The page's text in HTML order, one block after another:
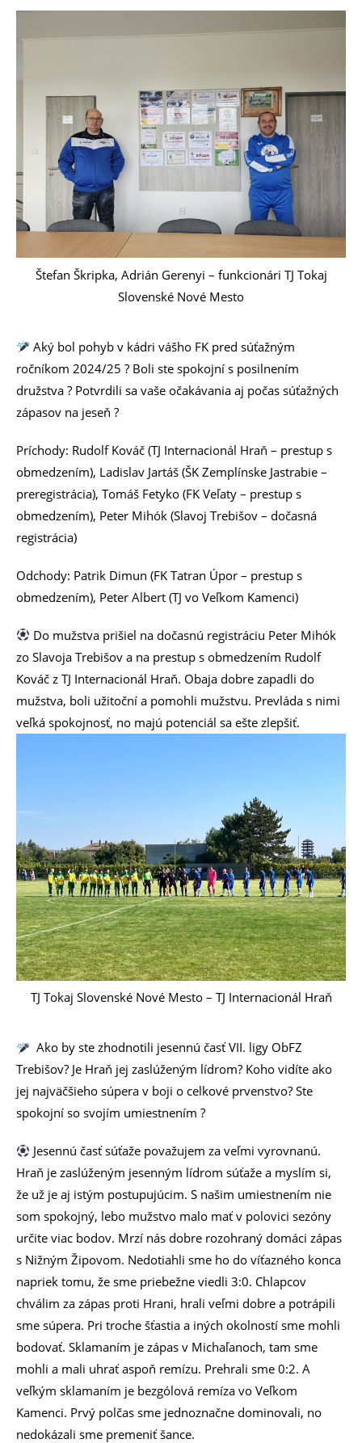
Štefan Škripka, Adrián Gerenyi – funkcionári TJ Tokaj
Slovenské Nové Mesto
Aký bol pohyb v kádri vášho FK pred súťažným
ročníkom 2024/25 ? Boli ste spokojní s posilnením
družstva ? Potvrdili sa vaše očakávania aj počas súťažných
zápasov na jeseň ?
Príchody: Rudolf Kováč (TJ Internacionál Hraň – prestup s
obmedzením), Ladislav Jartáš (ŠK Zemplínske Jastrabie –
preregistrácia), Tomáš Fetyko (FK Veľaty – prestup s
obmedzením), Peter Mihók (Slavoj Trebišov – dočasná
registrácia)
Odchody: Patrik Dimun (FK Tatran Úpor – prestup s
obmedzením), Peter Albert (TJ vo Veľkom Kamenci)
Do mužstva prišiel na dočasnú registráciu Peter Mihók
zo Slavoja Trebišov a na prestup s obmedzením Rudolf
Kováč z TJ Internacionál Hraň. Obaja dobre zapadli do
mužstva, boli užitoční a pomohli mužstvu. Prevláda s nimi
veľká spokojnosť, no majú potenciál sa ešte zlepšiť.
TJ Tokaj Slovenské Nové Mesto – TJ Internacionál Hraň
Ako by ste zhodnotili jesennú časť VII. ligy ObFZ
Trebišov? Je Hraň jej zaslúženým lídrom? Koho vidíte ako
jej najväčšieho súpera v boji o celkové prvenstvo? Ste
spokojní so svojím umiestnením ?
Jesennú časť súťaže považujem za veľmi vyrovnanú.
Hraň je zaslúženým jesenným lídrom súťaže a myslím si,
že už je aj istým postupujúcim. S našim umiestnením nie
som spokojný, lebo mužstvo malo mať v polovici sezóny
určite viac bodov. Mrzí nás dobre rozohraný domáci zápas
s Nižným Žipovom. Nedotiahli sme ho do víťazného konca
napriek tomu, že sme priebežne viedli 3:0. Chlapcov
chválim za zápas proti Hrani, hrali veľmi dobre a potrápili
sme súpera. Pri troche šťastia a iných okolností sme mohli
bodovať. Sklamaním je zápas v Michaľanoch, tam sme
mohli a mali uhrať aspoň remízu. Prehrali sme 0:2. A
veľkým sklamaním je bezgólová remíza vo Veľkom
Kamenci. Prvý polčas sme jednoznačne dominovali, no
nedokázali sme premeniť šance.